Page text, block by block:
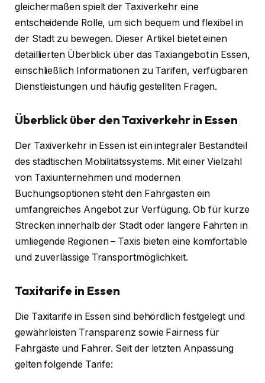
gleichermaßen spielt der Taxiverkehr eine
entscheidende Rolle, um sich bequem und flexibel in
der Stadt zu bewegen. Dieser Artikel bietet einen
detaillierten Überblick über das Taxiangebot in Essen,
einschließlich Informationen zu Tarifen, verfügbaren
Dienstleistungen und häufig gestellten Fragen.
Überblick über den Taxiverkehr in Essen
Der Taxiverkehr in Essen ist ein integraler Bestandteil
des städtischen Mobilitätssystems. Mit einer Vielzahl
von Taxiunternehmen und modernen
Buchungsoptionen steht den Fahrgästen ein
umfangreiches Angebot zur Verfügung. Ob für kurze
Strecken innerhalb der Stadt oder längere Fahrten in
umliegende Regionen – Taxis bieten eine komfortable
und zuverlässige Transportmöglichkeit.
Taxitarife in Essen
Die Taxitarife in Essen sind behördlich festgelegt und
gewährleisten Transparenz sowie Fairness für
Fahrgäste und Fahrer. Seit der letzten Anpassung
gelten folgende Tarife: